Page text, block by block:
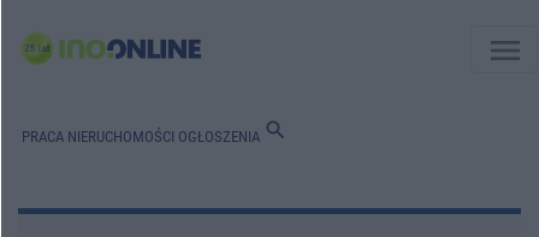
menu
PRACA NIERUCHOMOŚCI OGŁOSZENIA search